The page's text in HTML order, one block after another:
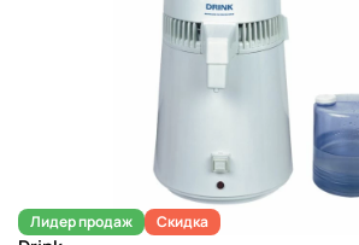
Лидер продаж Скидка